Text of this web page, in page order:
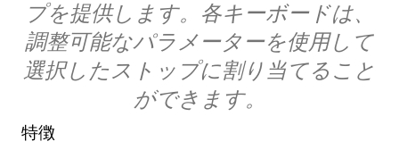
プを提供します。各キーボードは、
調整可能なパラメーターを使用して
選択したストップに割り当てること
ができます。
特徴